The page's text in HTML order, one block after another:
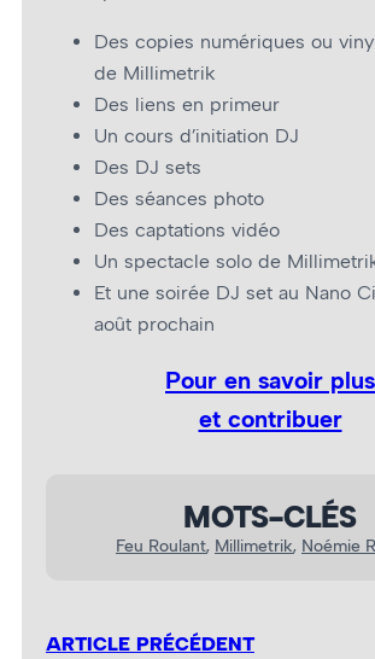
Des copies numériques ou
de Millimetrik
Des liens en primeur
Un cours d’initiation DJ
Des DJ sets
Des séances photo
Des captations vidéo
Un spectacle solo de
Et une soirée DJ set au Nano
août prochain
Pour en savoir plus
et contribuer
MOTS-CLÉS
Feu Roulant, Millimetrik, Noémie
ARTICLE PRÉCÉDENT